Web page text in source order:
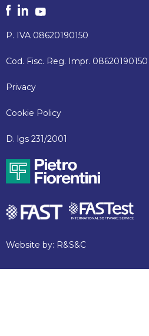
P. IVA 08620190150
Cod. Fisc. Reg. Impr. 08620190150
Privacy
Cookie Policy
D. lgs 231/2001
Website by: R&S&C